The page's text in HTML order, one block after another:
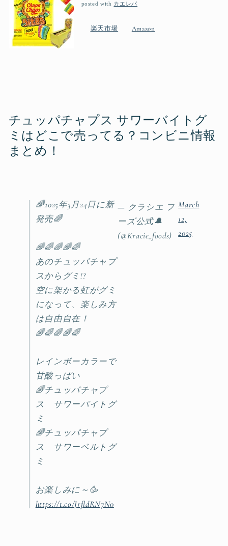
posted with カエレバ
楽天市場 Amazon
チュッパチャプス サワーバイトグ
ミはどこで売ってる？コンビニ情報
まとめ！
🌈2025年3月24日に新
発売🌈
🌈🌈🌈🌈🌈
あのチュッパチャプ
スからグミ!?
空に架かる虹がグミ
になって、楽しみ方
は自由自在！
🌈🌈🌈🌈🌈
レインボーカラーで
甘酸っぱい
🌈チュッパチャプ
ス サワーバイトグ
ミ
🌈チュッパチャプ
ス サワーベルトグ
ミ
お楽しみに～🥳
https://t.co/JrfldRN7N0
— クラシエ フ
ーズ公式🔔
(@Kracie_foods)
March
12,
2025